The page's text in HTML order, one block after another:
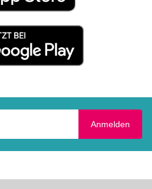
Anmelden